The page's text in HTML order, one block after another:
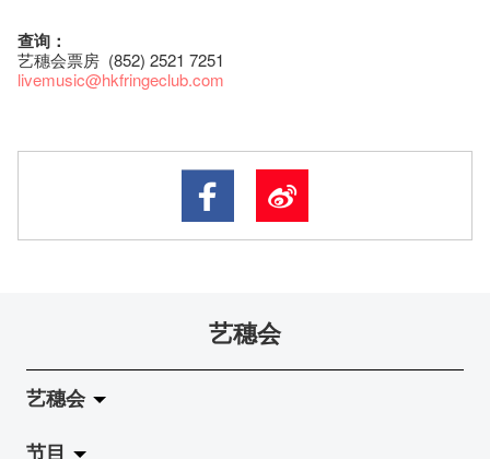
查询：
艺穗会票房 (852) 2521 7251
livemusic@hkfringeclub.com
艺穗会
艺穗会
关于艺穗会
节目